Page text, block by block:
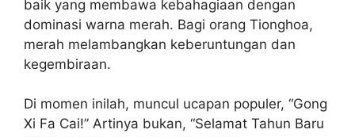
baik yang membawa kebahagiaan dengan
dominasi warna merah. Bagi orang Tionghoa,
merah melambangkan keberuntungan dan
kegembiraan.
Di momen inilah, muncul ucapan populer, “Gong
Xi Fa Cai!” Artinya bukan, “Selamat Tahun Baru